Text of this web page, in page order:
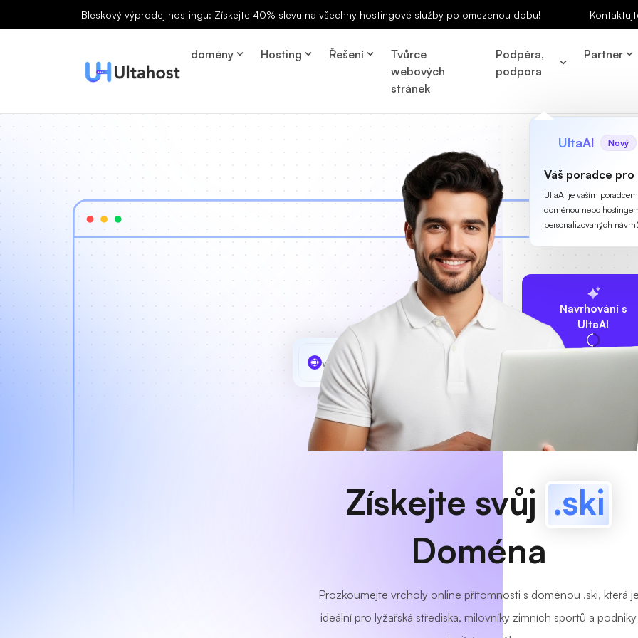
Bleskový výprodej hostingu: Získejte 40% slevu na všechny hostingové služby po omezenou dobu!
domény Hosting Řešení
Tvůrce
webových
stránek
Podpěra,
podpora
Partner
UltaAI Nový
Váš poradce
UltaAI je vaším
doménou nebo
personalizovaných
Navrhování s
UltaAI
www MyCafe
Získejte svůj .ski
Doména
Prozkoumejte vrcholy online přítomnosti s doménou .ski, která
ideální pro lyžařská střediska, milovníky zimních sportů a podniky